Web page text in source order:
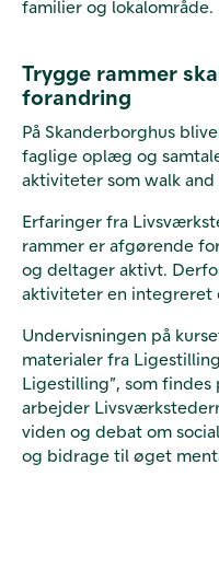
familier og lokalområde.
Trygge rammer
forandring
På Skanderborghus
faglige oplæg og
aktiviteter som walk and
Erfaringer fra
rammer er afgørende
og deltager aktivt.
aktiviteter en integreret
Undervisningen på
materialer fra
Ligestilling”, som
arbejder
viden og debat om
og bidrage til øget